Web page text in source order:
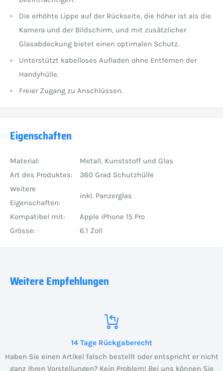
Die erhöhte Lippe auf der Rückseite, die höher ist als die
Kamera und der Bildschirm, und mit zusätzlicher
Glasabdeckung bietet einen optimalen Schutz.
Unterstützt kabelloses Aufladen ohne Entfernen der
Handyhülle.
Freier Zugang zu Anschlüssen.
Eigenschaften
Material:
Metall, Kunststoff und Glas
Art des Produktes:
360 Grad Schutzhülle
Weitere
Eigenschaften:
inkl. Panzerglas
Kompatibel mit:
Apple iPhone 15 Pro
Grösse:
6.1 Zoll
Weitere Empfehlungen
14 Tage Rückgaberecht
Haben Sie einen Artikel falsch bestellt oder entspricht er nicht
ganz Ihren Vorstellungen? Kein Problem! Bei uns können Sie